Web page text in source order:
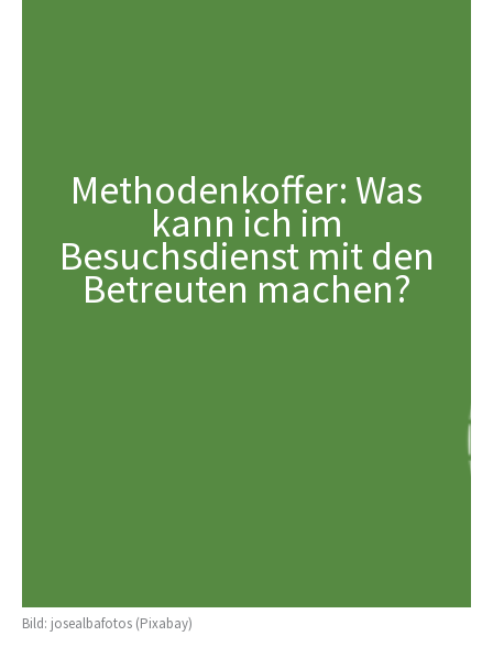
Methodenkoffer: Was
kann ich im
Besuchsdienst mit den
Betreuten machen?
Bild: josealbafotos (Pixabay)